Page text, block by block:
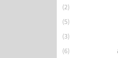
(2)
(5)
(3)
(6)